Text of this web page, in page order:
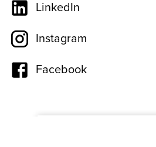
LinkedIn
Instagram
Facebook